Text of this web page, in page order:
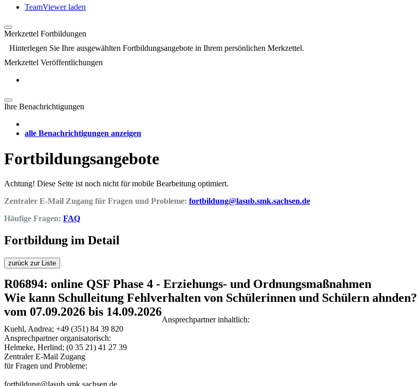
TeamViewer laden
Merkzettel Fortbildungen
Hinterlegen Sie Ihre ausgewählten Fortbildungsangebote in Ihrem persönlichen Merkzettel.
Merkzettel Veröffentlichungen
Ihre Benachrichtigungen
alle Benachrichtigungen anzeigen
Fortbildungsangebote
Achtung! Diese Seite ist noch nicht für mobile Bearbeitung optimiert.
Zentraler E-Mail Zugang für Fragen und Probleme: fortbildung@lasub.smk.sachsen.de
Häufige Fragen: FAQ
Fortbildung im Detail
zurück zur Liste
R06894: online QSF Phase 4 - Erziehungs- und Ordnungsmaßnahmen
Wie kann Schulleitung Fehlverhalten von Schülerinnen und Schülern ahnden?
vom 07.09.2026 bis 14.09.2026
Ansprechpartner inhaltlich:
Kuehl, Andrea; +49 (351) 84 39 820
Ansprechpartner organisatorisch:
Helmeke, Herlind; (0 35 21) 41 27 39
Zentraler E-Mail Zugang
für Fragen und Probleme:
fortbildung@lasub.smk.sachsen.de